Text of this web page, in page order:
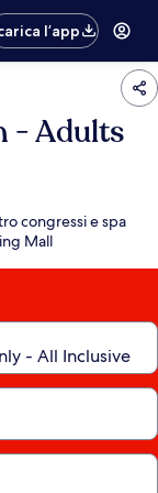
l’app
- Adults
congressi e spa
Mall